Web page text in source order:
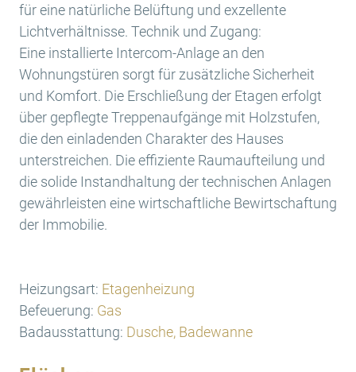
für eine natürliche Belüftung und exzellente
Lichtverhältnisse. Technik und Zugang:
Eine installierte Intercom-Anlage an den
Wohnungstüren sorgt für zusätzliche Sicherheit
und Komfort. Die Erschließung der Etagen erfolgt
über gepflegte Treppenaufgänge mit Holzstufen,
die den einladenden Charakter des Hauses
unterstreichen. Die effiziente Raumaufteilung und
die solide Instandhaltung der technischen Anlagen
gewährleisten eine wirtschaftliche Bewirtschaftung
der Immobilie.
Heizungsart: Etagenheizung
Befeuerung: Gas
Badausstattung: Dusche, Badewanne